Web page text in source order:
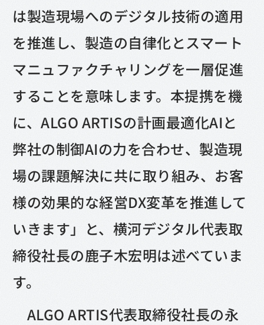
は製造現場へのデジタル技術の適用
を推進し、製造の自律化とスマート
マニュファクチャリングを一層促進
することを意味します。本提携を機
に、ALGO ARTISの計画最適化AIと
弊社の制御AIの力を合わせ、製造現
場の課題解決に共に取り組み、お客
様の効果的な経営DX変革を推進して
いきます」と、横河デジタル代表取
締役社長の鹿子木宏明は述べていま
す。
ALGO ARTIS代表取締役社長の永